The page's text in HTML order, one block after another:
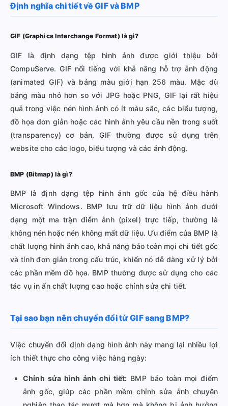
Định nghĩa chi tiết về GIF và BMP
GIF (Graphics Interchange Format) là gì?
GIF là định dạng tệp hình ảnh được giới thiệu bởi
CompuServe. GIF nổi tiếng với khả năng hỗ trợ ảnh động
(animated GIF) và bảng màu giới hạn 256 màu. Mặc dù
bảng màu nhỏ hơn so với JPG hoặc PNG, GIF lại rất hiệu
quả trong việc nén hình ảnh có ít màu sắc, các biểu tượng,
đồ họa đơn giản hoặc các hình ảnh yêu cầu nền trong suốt
(transparency) cơ bản. GIF thường được sử dụng trên
website cho các logo, biểu tượng và các ảnh động.
BMP (Bitmap) là gì?
BMP là định dạng tệp hình ảnh gốc của hệ điều hành
Microsoft Windows. BMP lưu trữ dữ liệu hình ảnh dưới
dạng một ma trận điểm ảnh (pixel) trực tiếp, thường là
không nén hoặc nén không mất dữ liệu. Ưu điểm của BMP là
chất lượng hình ảnh cao, khả năng bảo toàn mọi chi tiết gốc
và tính đơn giản trong cấu trúc, khiến nó dễ dàng xử lý bởi
các phần mềm đồ họa. BMP thường được sử dụng cho các
tác vụ in ấn chất lượng cao hoặc chỉnh sửa chi tiết.
Tại sao bạn nên chuyển đổi từ GIF sang BMP?
Việc chuyển đổi định dạng hình ảnh này mang lại nhiều lợi
ích thiết thực cho công việc hàng ngày:
Chỉnh sửa hình ảnh chi tiết: BMP bảo toàn mọi điểm
ảnh gốc, giúp các phần mềm chỉnh sửa ảnh chuyên